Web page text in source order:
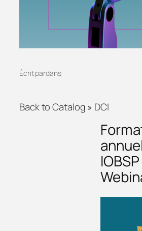
Écrit pardans
Back to Catalog DCI